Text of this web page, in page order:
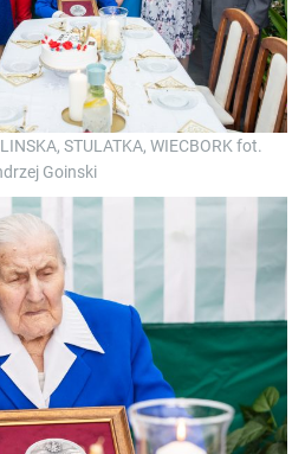
STULATKA, WIECBORK fot.
Goinski